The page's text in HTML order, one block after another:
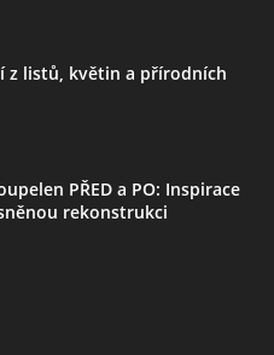
z listů, květin a přírodních
PŘED a PO: Inspirace
rekonstrukci